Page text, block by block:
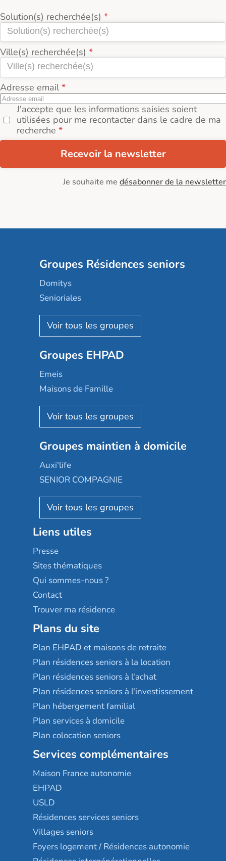
Solution(s) recherchée(s)
Ville(s) recherchée(s)
Adresse email
J'accepte que les informations saisies soient
utilisées pour me recontacter dans le cadre de ma
recherche
Recevoir la newsletter
Je souhaite me désabonner de la newsletter
Groupes Résidences seniors
Domitys
Senioriales
Nohée
Les Résidentiels
Mobicap
Domusvi
Happy Senior
Aquarelia
Nexity edenea
Les jardins d'Arcadie
Occitalia
Appartseniors
Reseda
Stella management
Les villages d'or
Sérénys
Résidences services Villa Médicis
Groupes EHPAD
Emeis
Maisons de Famille
Korian
Emera
Groupe SOS
Le Noble Âge
Almage
Résidalya
Groupe aplus
Groupes maintien à domicile
Auxi'life
SENIOR COMPAGNIE
AGE D'OR Services
Liens utiles
Presse
Sites thématiques
Qui sommes-nous ?
Contact
Trouver ma résidence
Plans du site
Plan EHPAD et maisons de retraite
Plan résidences seniors à la location
Plan résidences seniors à l'achat
Plan résidences seniors à l'investissement
Plan hébergement familial
Plan services à domicile
Plan colocation seniors
Services complémentaires
Maison France autonomie
EHPAD
USLD
Résidences services seniors
Villages seniors
Foyers logement / Résidences autonomie